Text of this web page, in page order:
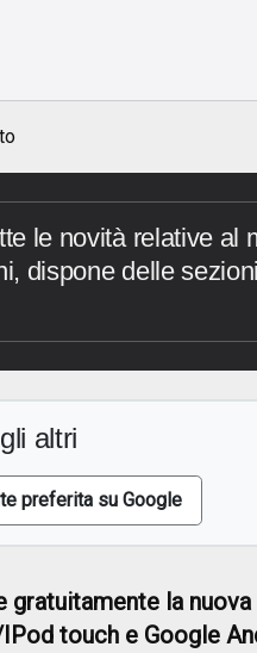
le novità relative al
dispone delle
altri
preferita su Google
gratuitamente la
touch e Google